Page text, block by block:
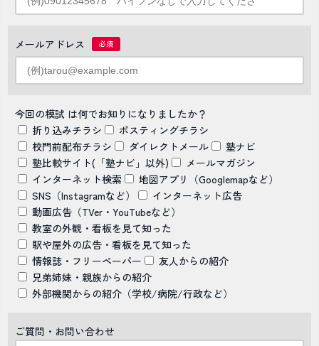
メールアドレス
今回の模試 は何でお知りになりましたか？
折り込みチラシ
ポスティングチラシ
校門前配布チラシ
ダイレクトメール
塾ナビ
塾比較サイト(「塾ナビ」以外)
メールマガジン
インターネット検索
地図アプリ（Googlemapなど）
SNS（Instagramなど）
インターネット広告
動画広告（TVer・YouTubeなど）
教室の外観・看板を見て知った
駅や屋外の広告・看板を見て知った
情報誌・フリーペーパー
友人からの紹介
兄弟姉妹・親族からの紹介
外部機関からの紹介（学校/病院/行政など）
ご質問・お問い合わせ